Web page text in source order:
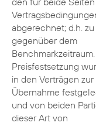
abgerechnet; d.h.
gegenüber dem
Preisfestsetzung
in den Verträgen
Übernahme
und von beiden
dieser Art von